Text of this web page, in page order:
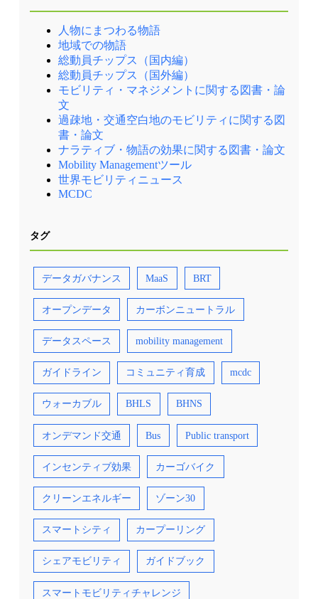
人物にまつわる物語
地域での物語
総動員チップス（国内編）
総動員チップス（国外編）
モビリティ・マネジメントに関する図書・論
文
過疎地・交通空白地のモビリティに関する図
書・論文
ナラティブ・物語の効果に関する図書・論文
Mobility Managementツール
世界モビリティニュース
MCDC
タグ
データガバナンス MaaS BRT
オープンデータ カーボンニュートラル
データスペース mobility management
ガイドライン コミュニティ育成 mcdc
ウォーカブル BHLS BHNS
オンデマンド交通 Bus Public transport
インセンティブ効果 カーゴバイク
クリーンエネルギー ゾーン30
スマートシティ カープーリング
シェアモビリティ ガイドブック
スマートモビリティチャレンジ